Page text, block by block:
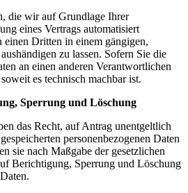
die wir auf Grundlage Ihrer
eines Vertrags automatisiert
einen Dritten in einem gängigen,
zu lassen. Sofern Sie die
an einen anderen Verantwortlichen
es technisch machbar ist.
Sperrung und Löschung
das Recht, auf Antrag unentgeltlich
personenbezogenen Daten
sie nach Maßgabe der gesetzlichen
Berichtigung, Sperrung und Löschung